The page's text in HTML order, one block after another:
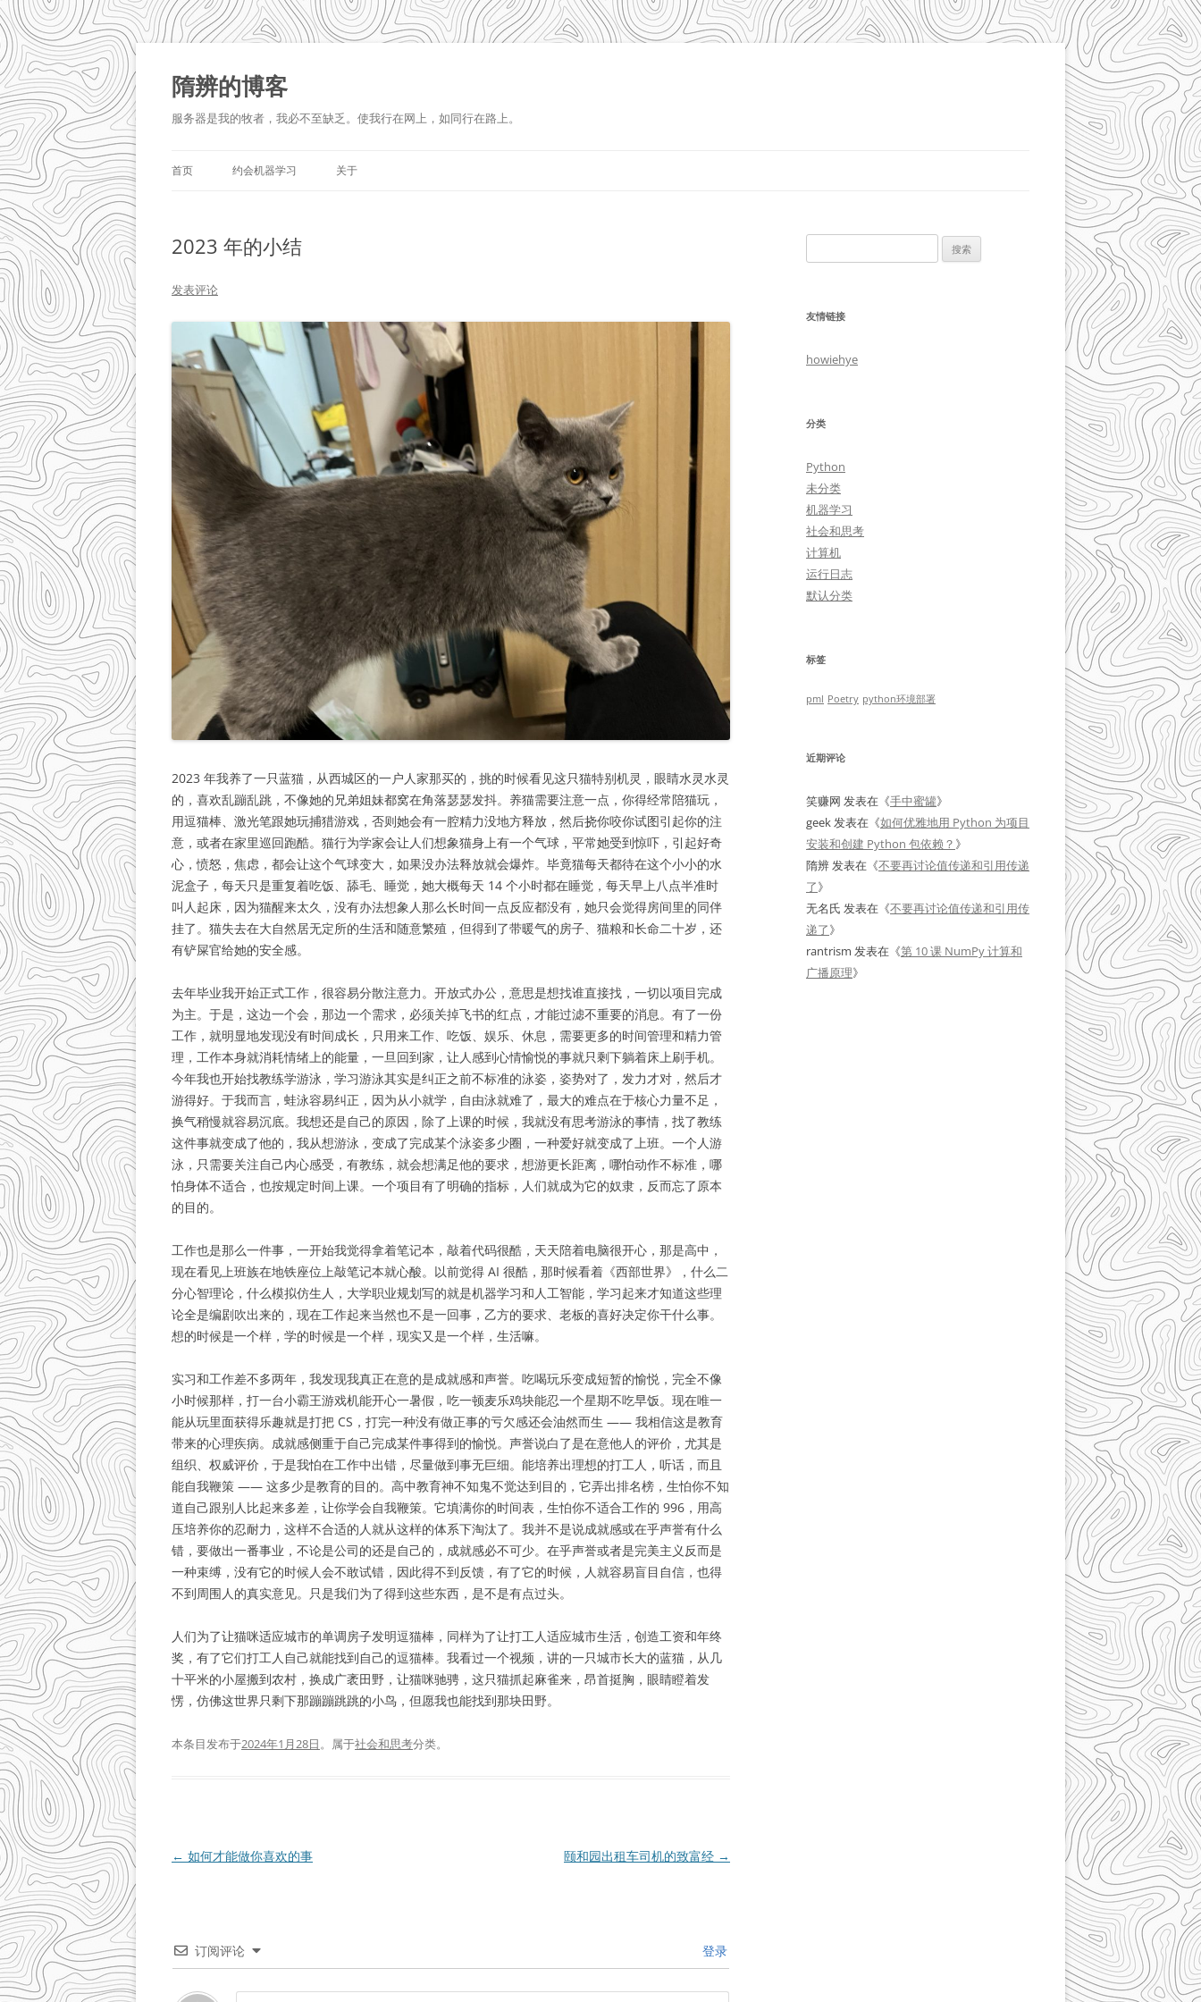
跳
正
文
隋辨的博客
服务器是我的牧者，我必不至缺乏。使我行在网上，如同行在路上。
首页 约会机器学习 关于
2023 年的小结
发表评论
2023 年我养了一只蓝猫，从西城区的一户人家那买的，挑的时候看见这只猫特别机灵，眼睛水灵水灵
的，喜欢乱蹦乱跳，不像她的兄弟姐妹都窝在角落瑟瑟发抖。养猫需要注意一点，你得经常陪猫玩，
用逗猫棒、激光笔跟她玩捕猎游戏，否则她会有一腔精力没地方释放，然后挠你咬你试图引起你的注
意，或者在家里巡回跑酷。猫行为学家会让人们想象猫身上有一个气球，平常她受到惊吓，引起好奇
心，愤怒，焦虑，都会让这个气球变大，如果没办法释放就会爆炸。毕竟猫每天都待在这个小小的水
泥盒子，每天只是重复着吃饭、舔毛、睡觉，她大概每天 14 个小时都在睡觉，每天早上八点半准时
叫人起床，因为猫醒来太久，没有办法想象人那么长时间一点反应都没有，她只会觉得房间里的同伴
挂了。猫失去在大自然居无定所的生活和随意繁殖，但得到了带暖气的房子、猫粮和长命二十岁，还
有铲屎官给她的安全感。
去年毕业我开始正式工作，很容易分散注意力。开放式办公，意思是想找谁直接找，一切以项目完成
为主。于是，这边一个会，那边一个需求，必须关掉飞书的红点，才能过滤不重要的消息。有了一份
工作，就明显地发现没有时间成长，只用来工作、吃饭、娱乐、休息，需要更多的时间管理和精力管
理，工作本身就消耗情绪上的能量，一旦回到家，让人感到心情愉悦的事就只剩下躺着床上刷手机。
今年我也开始找教练学游泳，学习游泳其实是纠正之前不标准的泳姿，姿势对了，发力才对，然后才
游得好。于我而言，蛙泳容易纠正，因为从小就学，自由泳就难了，最大的难点在于核心力量不足，
换气稍慢就容易沉底。我想还是自己的原因，除了上课的时候，我就没有思考游泳的事情，找了教练
这件事就变成了他的，我从想游泳，变成了完成某个泳姿多少圈，一种爱好就变成了上班。一个人游
泳，只需要关注自己内心感受，有教练，就会想满足他的要求，想游更长距离，哪怕动作不标准，哪
怕身体不适合，也按规定时间上课。一个项目有了明确的指标，人们就成为它的奴隶，反而忘了原本
的目的。
工作也是那么一件事，一开始我觉得拿着笔记本，敲着代码很酷，天天陪着电脑很开心，那是高中，
现在看见上班族在地铁座位上敲笔记本就心酸。以前觉得 AI 很酷，那时候看着《西部世界》，什么二
分心智理论，什么模拟仿生人，大学职业规划写的就是机器学习和人工智能，学习起来才知道这些理
论全是编剧吹出来的，现在工作起来当然也不是一回事，乙方的要求、老板的喜好决定你干什么事。
想的时候是一个样，学的时候是一个样，现实又是一个样，生活嘛。
实习和工作差不多两年，我发现我真正在意的是成就感和声誉。吃喝玩乐变成短暂的愉悦，完全不像
小时候那样，打一台小霸王游戏机能开心一暑假，吃一顿麦乐鸡块能忍一个星期不吃早饭。现在唯一
能从玩里面获得乐趣就是打把 CS，打完一种没有做正事的亏欠感还会油然而生 —— 我相信这是教育
带来的心理疾病。成就感侧重于自己完成某件事得到的愉悦。声誉说白了是在意他人的评价，尤其是
组织、权威评价，于是我怕在工作中出错，尽量做到事无巨细。能培养出理想的打工人，听话，而且
能自我鞭策 —— 这多少是教育的目的。高中教育神不知鬼不觉达到目的，它弄出排名榜，生怕你不知
道自己跟别人比起来多差，让你学会自我鞭策。它填满你的时间表，生怕你不适合工作的 996，用高
压培养你的忍耐力，这样不合适的人就从这样的体系下淘汰了。我并不是说成就感或在乎声誉有什么
错，要做出一番事业，不论是公司的还是自己的，成就感必不可少。在乎声誉或者是完美主义反而是
一种束缚，没有它的时候人会不敢试错，因此得不到反馈，有了它的时候，人就容易盲目自信，也得
不到周围人的真实意见。只是我们为了得到这些东西，是不是有点过头。
人们为了让猫咪适应城市的单调房子发明逗猫棒，同样为了让打工人适应城市生活，创造工资和年终
奖，有了它们打工人自己就能找到自己的逗猫棒。我看过一个视频，讲的一只城市长大的蓝猫，从几
十平米的小屋搬到农村，换成广袤田野，让猫咪驰骋，这只猫抓起麻雀来，昂首挺胸，眼睛瞪着发
愣，仿佛这世界只剩下那蹦蹦跳跳的小鸟，但愿我也能找到那块田野。
本条目发布于2024年1月28日。属于社会和思考分类。
文
← 如何才能做你喜欢的事 颐和园出租车司机的致富经 →
订阅评论 登录
索：
友情链接
howiehye
分类
Python
未分类
机器学习
社会和思考
计算机
运行日志
默认分类
标签
pml Poetry python环境部署
近期评论
笑赚网 发表在《手中蜜罐》
geek发表在《如何优雅地用 Python 为项目
安装和创建 Python 包依赖？ 》
隋辨发表在《不要再讨论值传递和引用传递
了》
无名氏 发表在《不要再讨论值传递和引用传
递了》
rantrism 发表在《第 10 课 NumPy 计算和
广播原理》